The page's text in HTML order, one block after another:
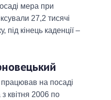
мера при
27,2 тисячі
під кінець каденції –
працював на посаді
квітня 2006 по